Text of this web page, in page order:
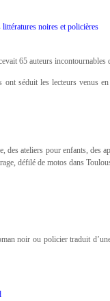
noires et policières
65 auteurs
ont séduit les lecteurs venus
ateliers pour enfants, des
défilé de motos dans
noir ou policier traduit